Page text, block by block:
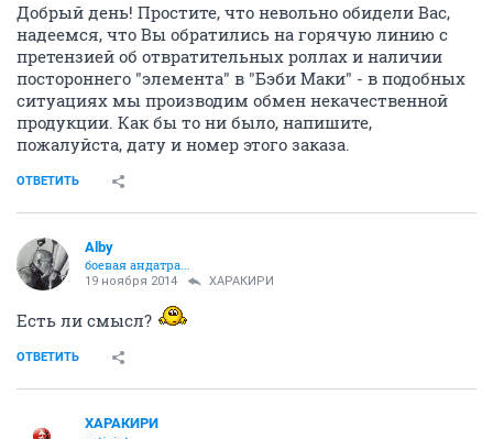
Добрый день! Простите, что невольно обидели Вас,
надеемся, что Вы обратились на горячую линию с
претензией об отвратительных роллах и наличии
постороннего "элемента" в "Бэби Маки" - в подобных
ситуациях мы производим обмен некачественной
продукции. Как бы то ни было, напишите,
пожалуйста, дату и номер этого заказа.
ОТВЕТИТЬ
Alby
боевая андатра...
19 ноября 2014 ХАРАКИРИ
Есть ли смысл?
ОТВЕТИТЬ
ХАРАКИРИ